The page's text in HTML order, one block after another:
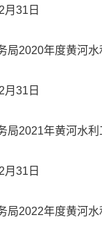
31日
局2020年度黄河
31日
局2021年黄河水
31日
局2022年度黄河